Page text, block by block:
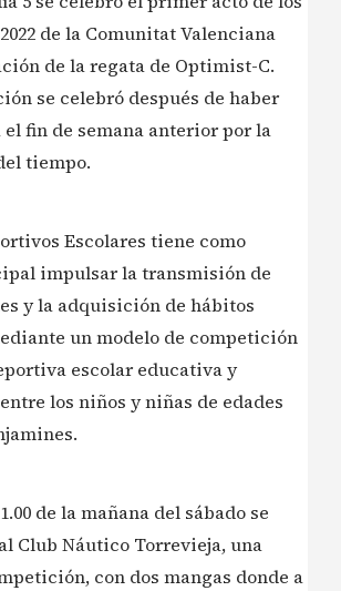
de la Comunitat Valenciana
de la regata de Optimist-C.
se celebró después de haber
el fin de semana anterior por la
tiempo.
Escolares tiene como
impulsar la transmisión de
y la adquisición de hábitos
un modelo de competición
escolar educativa y
los niños y niñas de edades
de la mañana del sábado se
Club Náutico Torrevieja, una
con dos mangas donde a